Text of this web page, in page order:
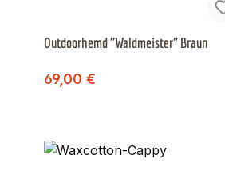
Outdoorhemd "Waldmeister" Braun
Verkaufspreis:
69,00 €